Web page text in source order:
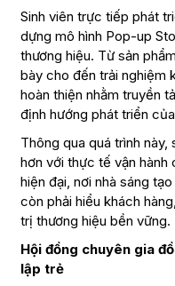
Sinh viên trực tiếp phát
dựng mô hình Pop-up
thương hiệu. Từ sản
bày cho đến trải nghiệm
hoàn thiện nhằm truyền
định hướng phát triển
Thông qua quá trình
hơn với thực tế vận hành
hiện đại, nơi nhà sáng
còn phải hiểu khách
trị thương hiệu bền vững.
Hội đồng chuyên gia
lập trẻ